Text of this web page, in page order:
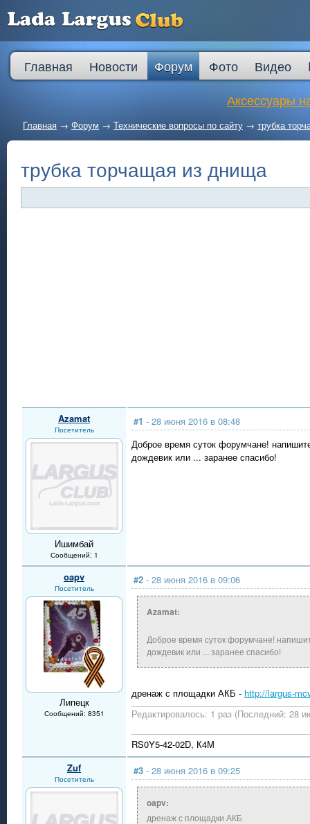
Главная Новости Форум Фото Видео
Аксессуары
Главная → Форум → Технические вопросы по сайту → трубка
трубка торчащая из днища
Azamat
Посетитель
Ишимбай
Сообщений: 1
#1 - 28 июня 2016 в 08:48
Доброе время суток форумчане!
дождевик или ... заранее спасибо!
oapv
Посетитель
Липецк
Сообщений: 8351
#2 - 28 июня 2016 в 09:06
Azamat:
Доброе время суток форумчане!
дождевик или ... заранее спасибо!
дренаж с площадки АКБ - http://largus-
Редактировалось: 1 раз (Последний: 28
RS0Y5-42-02D, К4М
Zuf
Посетитель
#3 - 28 июня 2016 в 09:25
oapv:
дренаж с площадки АКБ